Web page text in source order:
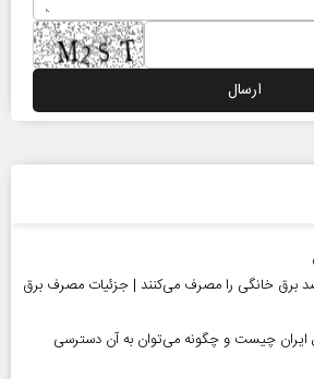
مشترکان ۱۰ درصد برق خانگی را مصرف می‌کنند | جزئیات مصرف برق
چیست و چگونه می‌توان به آن دسترسی